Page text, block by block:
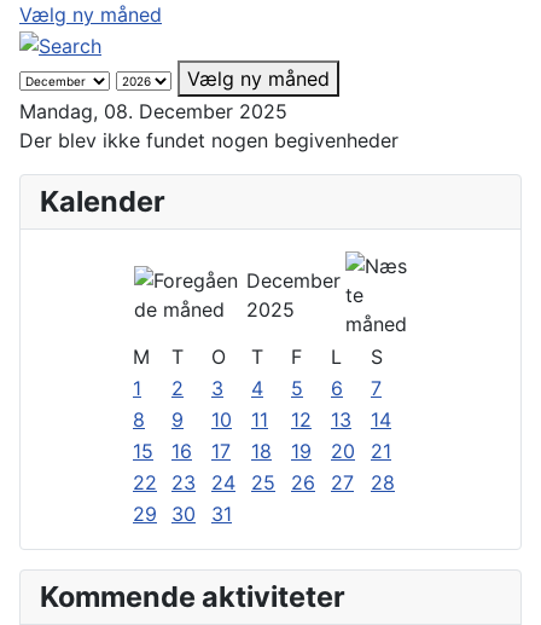
Vælg ny måned
Vælg ny måned
Mandag, 08. December 2025
Der blev ikke fundet nogen begivenheder
Kalender
December
2025
M
T O T F L
S
1
2 3 4 5 6
7
8
9 10 11 12 13
14
15
16 17 18 19 20
21
22
23 24 25 26 27
28
29
30 31
Kommende aktiviteter